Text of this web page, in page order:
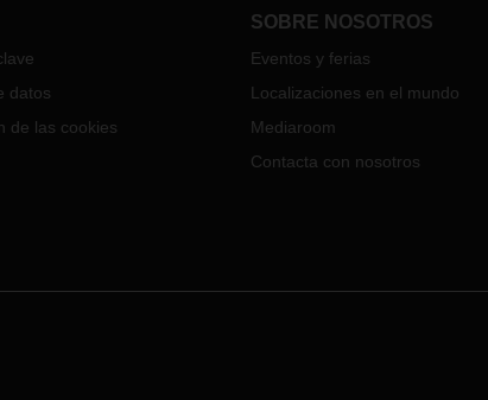
el lema "A real
sus servicios de
personalizados
de la industria
el pabellón 1 (stand
todas las fases de la cadena de
Mujer de este año, buscamos
experiencias y opiniones de
nuestra historia.
datos
de las cookies
SOBRE NOSOTROS
Eventos y ferias
Localizaciones en el mundo
Mediaroom
Contacta con nosotros